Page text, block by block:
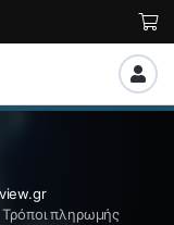
Τρόποι πληρωμής